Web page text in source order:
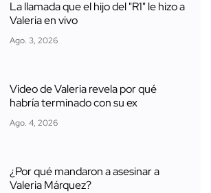
La llamada que el hijo del "R1" le hizo a
Valeria en vivo
Ago. 3, 2026
Video de Valeria revela por qué
habría terminado con su ex
Ago. 4, 2026
¿Por qué mandaron a asesinar a
Valeria Márquez?